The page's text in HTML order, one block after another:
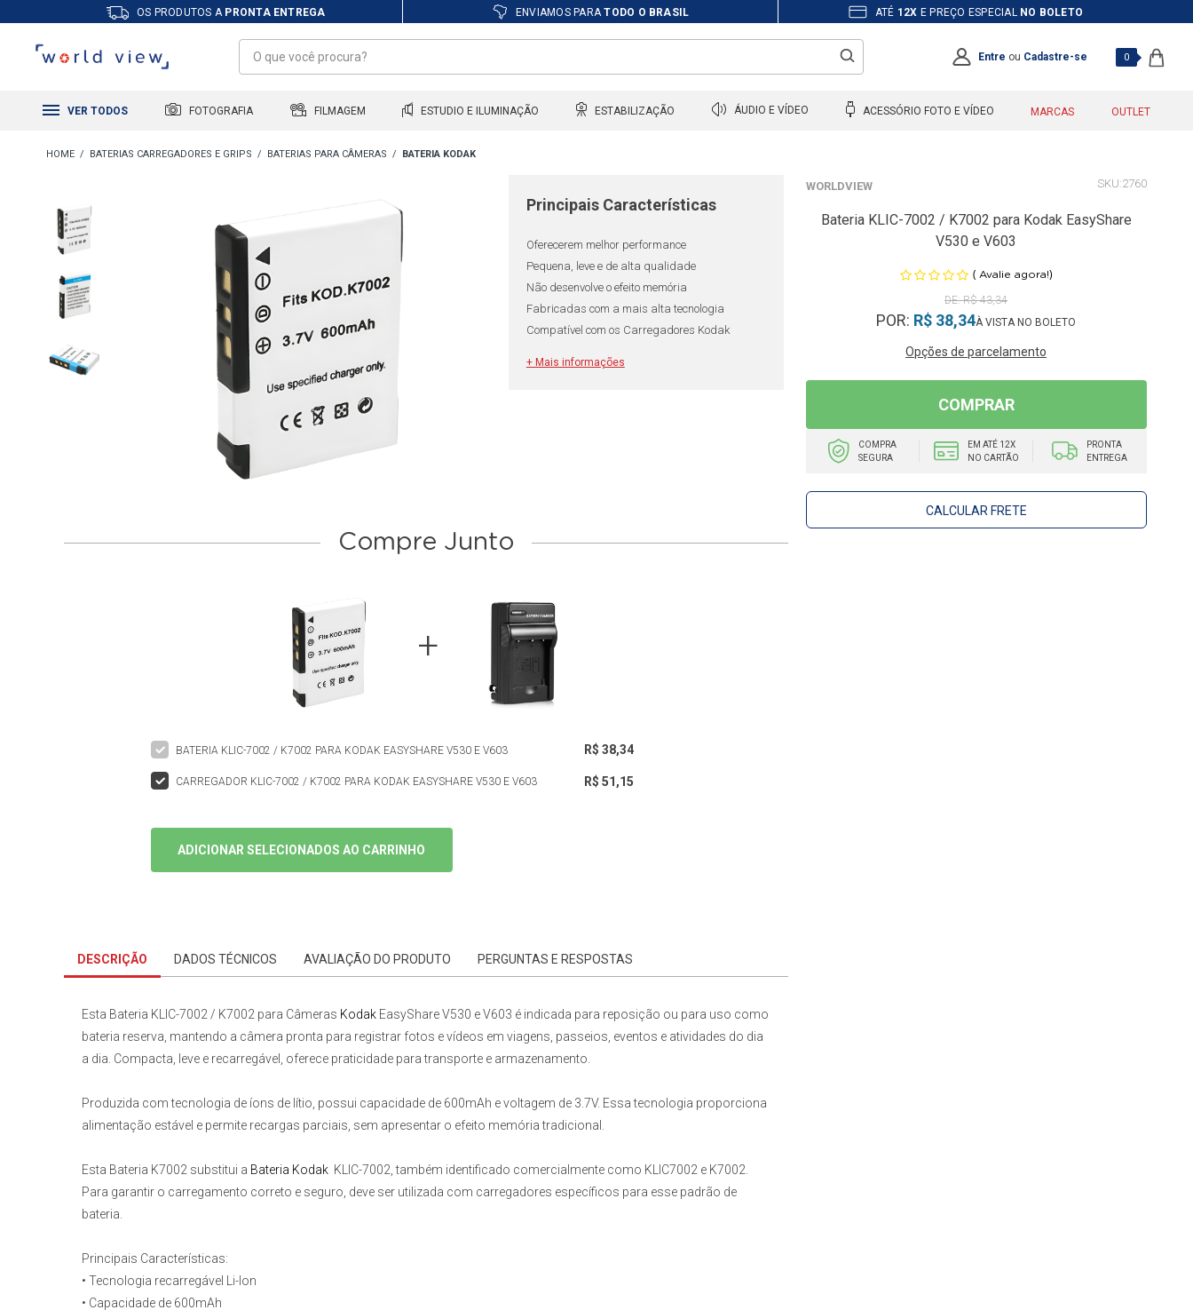
OS PRODUTOS A PRONTA ENTREGA ENVIAMOS PARATODO O BRASIL ATÉ 12X E PREÇO ESPECIAL NO BOLETO
Entre ou Cadastre-se 0
VER TODOS FOTOGRAFIA FILMAGEM ESTUDIO E ILUMINAÇÃO ESTABILIZAÇÃO ÁUDIO E VÍDEO ACESSÓRIO FOTO E VÍDEO MARCAS OUTLET
BATERIAS CARREGADORES E GRIPS BATERIAS PARA CÂMERAS BATERIA KODAK
Principais Características
Oferecerem melhor performance
Pequena, leve e de alta qualidade
Não desenvolve o efeito memória
Fabricadas com a mais alta tecnologia
Compatível com os Carregadores Kodak
+ Mais informações
WORLDVIEW 2760
Bateria KLIC-7002 / K7002 para Kodak EasyShare
V530 e V603
( Avalie agora!)
R$ 43,34
POR: R$ 38,34
Opções de parcelamento
COMPRAR
COMPRA
SEGURA
EM ATÉ 12X
NO CARTÃO
PRONTA
ENTREGA
CALCULAR FRETE
Compre Junto
BATERIA KLIC-7002 / K7002 PARA KODAK EASYSHARE V530 E V603 R$ 38,34
CARREGADOR KLIC-7002 / K7002 PARA KODAK EASYSHARE V530 E V603 R$ 51,15
ADICIONAR SELECIONADOS AO CARRINHO
DESCRIÇÃO DADOS TÉCNICOS AVALIAÇÃO DO PRODUTO PERGUNTAS E RESPOSTAS
Esta Bateria KLIC-7002 / K7002 para Câmeras Kodak EasyShare V530 e V603 é indicada para reposição ou para uso como
bateria reserva, mantendo a câmera pronta para registrar fotos e vídeos em viagens, passeios, eventos e atividades do dia
a dia. Compacta, leve e recarregável, oferece praticidade para transporte e armazenamento.
Produzida com tecnologia de íons de lítio, possui capacidade de 600mAh e voltagem de 3.7V. Essa tecnologia proporciona
alimentação estável e permite recargas parciais, sem apresentar o efeito memória tradicional.
Esta Bateria K7002 substitui a Bateria Kodak KLIC-7002,também identificado comercialmente como KLIC7002 e K7002.
Para garantir o carregamento correto e seguro, deve ser utilizada com carregadores específicos para esse padrão de
bateria.
Principais Características:
• Tecnologia recarregável Li-Ion
• Capacidade de 600mAh